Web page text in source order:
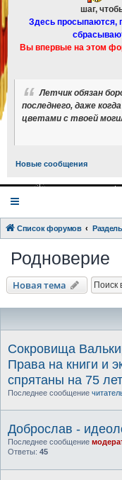
шаг,
Здесь просыпаются,
Вы впервые на этом
Летчик обязан
последнего, даже
цветами с твоей
Новые сообщения
Список форумов
Родноверие
Новая тема
Сокровища
Права на книги и
спрятаны на 75
Последнее сообщение
Доброслав -
Последнее сообщение
Ответы: 45